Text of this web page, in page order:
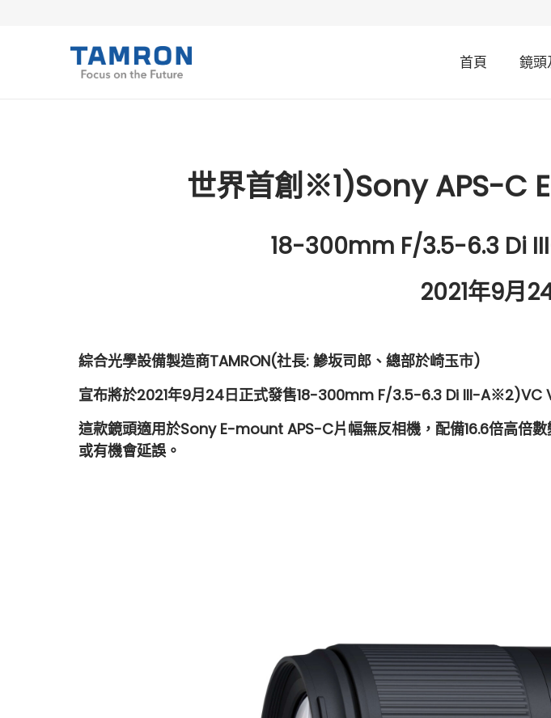
首頁 鏡頭
世界首創※1)Sony APS-C
18-300mm F/3.5-6.3 Di
2021年9月
綜合光學設備製造商TAMRON(社長: 鰺坂司郎、總部於崎玉市)
宣布將於2021年9月24日正式發售18-300mm F/3.5-6.3 Di III-A※2)VC
這款鏡頭適用於Sony E-mount APS-C片幅無反相機，配備16.6倍高倍
或有機會延誤。